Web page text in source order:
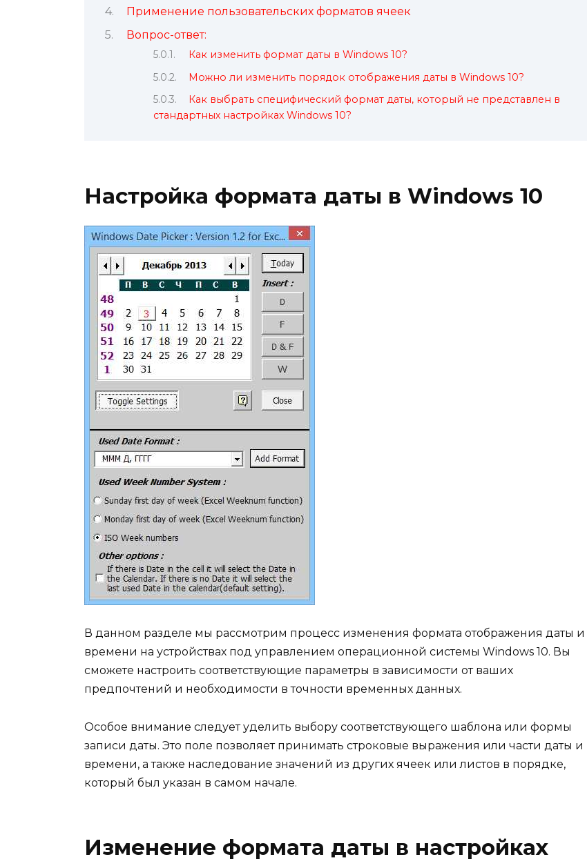
Применение пользовательских форматов ячеек
Вопрос-ответ:
Как изменить формат даты в Windows 10?
Можно ли изменить порядок отображения даты в Windows 10?
Как выбрать специфический формат даты, который не представлен в
стандартных настройках Windows 10?
Настройка формата даты в Windows 10
В данном разделе мы рассмотрим процесс изменения формата отображения даты и
времени на устройствах под управлением операционной системы Windows 10. Вы
сможете настроить соответствующие параметры в зависимости от ваших
предпочтений и необходимости в точности временных данных.
Особое внимание следует уделить выбору соответствующего шаблона или формы
записи даты. Это поле позволяет принимать строковые выражения или части даты и
времени, а также наследование значений из других ячеек или листов в порядке,
который был указан в самом начале.
Изменение формата даты в настройках